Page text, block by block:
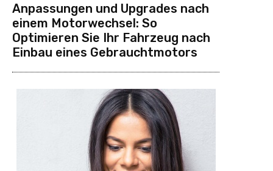
Anpassungen und Upgrades nach
einem Motorwechsel: So
Optimieren Sie Ihr Fahrzeug nach
Einbau eines Gebrauchtmotors